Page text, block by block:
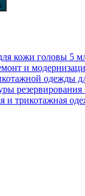
кожи головы 5
и
одежды
резервирования
трикотажная